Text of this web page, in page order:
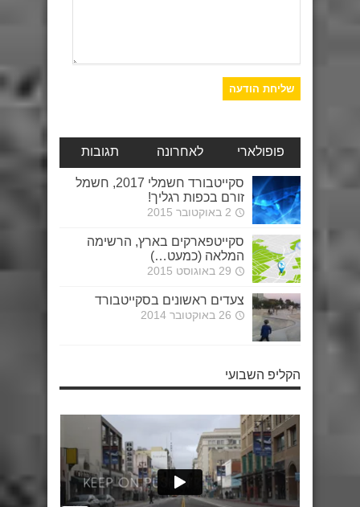
פופולארי לאחרונה תגובות
סקייטבורד חשמלי 2017, חשמל
זורם בכפות רגליך!
2 באוקטובר 2015
סקייטפארקים בארץ, הרשימה
המלאה (כמעט…)
29 באוגוסט 2015
צעדים ראשונים בסקייטבורד
26 באוקטובר 2014
הקליפ השבועי